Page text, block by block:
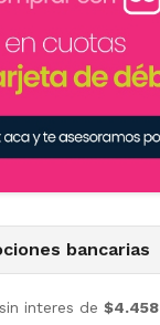
bancarias
interes de $4.458